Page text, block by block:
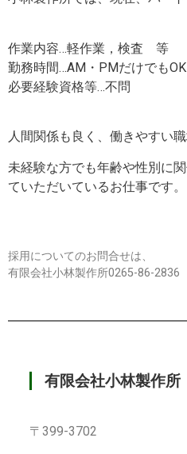
作業内容…軽作業，検査 等
勤務時間…AM・PMだけでも
必要経験資格等…不問
人間関係も良く、働きやすい職
未経験な方でも年齢や性別に
ていただいているお仕事です。
採用についてのお問合せは、
有限会社小林製作所0265-86-
有限会社小林製作所
〒399-3702